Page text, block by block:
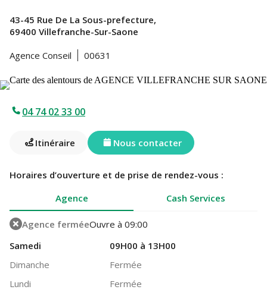
43-45 Rue De La Sous-prefecture,
69400 Villefranche-Sur-Saone
Agence Conseil
00631
04 74 02 33 00
Itinéraire Nous contacter
Horaires d’ouverture et de prise de rendez-vous :
Agence
Cash Services
Agence ferméeOuvre à 09:00
Samedi
09H00 à 13H00
Dimanche
Fermée
Lundi
Fermée